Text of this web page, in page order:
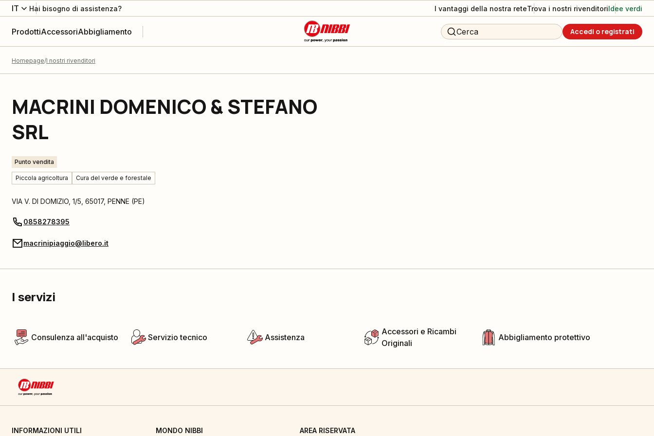
IT Hai bisogno di assistenza? I vantaggi della nostra reteTrova i nostri rivenditoriIdee verdi
ProdottiAccessoriAbbigliamento Cerca Accedi o registrati
Homepage I nostri rivenditori
MACRINI DOMENICO & STEFANO
SRL
Punto vendita
Piccola agricoltura Cura del verde e forestale
VIA V. DI DOMIZIO, 1/5 65017, PENNE (PE)
0858278395
macrinipiaggio@libero.it
I servizi
Consulenza all'acquisto Servizio tecnico Assistenza
Accessori e Ricambi
Originali
Abbigliamento protettivo
INFORMAZIONI UTILI MONDO NIBBI AREA RISERVATA